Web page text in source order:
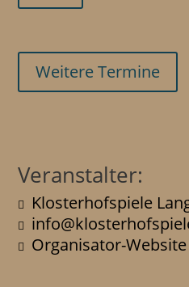
Weitere Termine
Veranstalter:
Klosterhofspiele
Organisator-